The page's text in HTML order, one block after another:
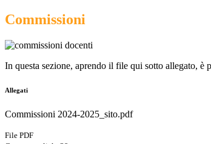
Commissioni
In questa sezione, aprendo il file qui sotto allegato, è
Allegati
Commissioni 2024-2025_sito.pdf
File PDF